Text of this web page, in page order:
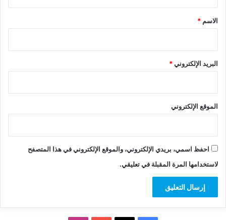
*
الاسم *
البريد الإلكتروني*
الموقع الإلكتروني
احفظ اسمي، بريدي الإلكتروني، والموقع الإلكتروني في هذا المتصفح
لاستخدامها المرة المقبلة في تعليقي.